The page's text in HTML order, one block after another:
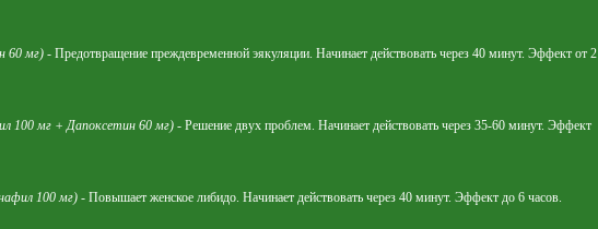
60 мг) - Предотвращение преждевременной эякуляции. Начинает действовать через 40 минут. Эффект от 2
100 мг + Дапоксетин 60 мг) - Решение двух проблем. Начинает действовать через 35-60 минут. Эффект
100 мг) - Повышает женское либидо. Начинает действовать через 40 минут. Эффект до 6 часов.